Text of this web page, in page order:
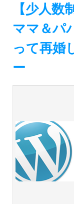
【少人
ママ＆パ
って再婚
ー